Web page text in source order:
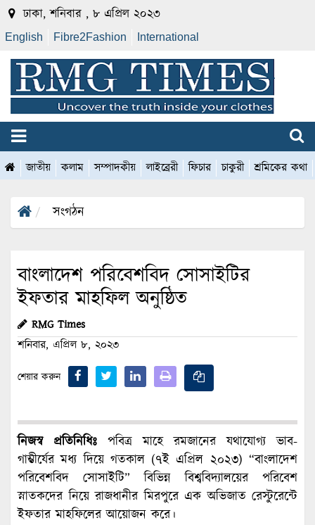
ঢাকা, শনিবার , ৮ এপ্রিল ২০২৩
English Fibre2Fashion International
জাতীয় কলাম সম্পাদকীয় লাইব্রেরী ফিচার চাকুরী শ্রমিকের কথা
সংগঠন
বাংলাদেশ পরিবেশবিদ সোসাইটির
ইফতার মাহফিল অনুষ্ঠিত
RMG Times
শনিবার, এপ্রিল ৮, ২০২৩
শেয়ার করুন
নিজস্ব প্রতিনিধিঃ পবিত্র মাহে রমজানের যথাযোগ্য ভাব-
গাম্ভীর্যের মধ্য দিয়ে গতকাল (৭ই এপ্রিল ২০২৩) “বাংলাদেশ
পরিবেশবিদ সোসাইটি” বিভিন্ন বিশ্ববিদ্যালয়ের পরিবেশ
স্নাতকদের নিয়ে রাজধানীর মিরপুরে এক অভিজাত রেস্টুরেন্টে
ইফতার মাহফিলের আয়োজন করে।